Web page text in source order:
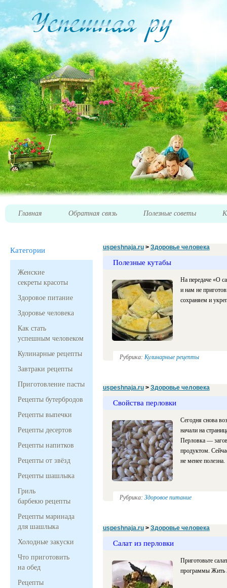
Главная Обратная связь Полезные советы
Категории
Женские
секреты красоты
Здоровое питание
Здоровье человека
Как стать
успешным человеком
Кулинарные рецепты
Завтраки рецепты
Приготовление пасты
Рецепты бутербродов
Рецепты выпечки
Рецепты десертов
Рецепты напитков
Рецепты от звёзд
Рецепты шашлыка
Гриль
барбекю рецепты
Рецепты маринада
для шашлыка
Холодные закуски
Что приготовить
на обед
Рецепты
uspeshnaja.ru> Здоровье человека
Полезные кутабы
На передаче «О
и нам не
сохраняем и
Рубрика: Кулинарные рецепты
uspeshnaja.ru> Здоровье человека
Свойства перловки
Сегодня снова
начали на
Перловка —
продуктом.
не менее полезна.
Рубрика: Здоровое питание
uspeshnaja.ru> Здоровье человека
Салат из перловки
Приготовьте
программы Жить